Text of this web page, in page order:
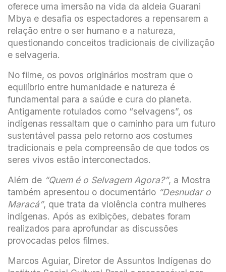
oferece uma imersão na vida da aldeia Guarani
Mbya e desafia os espectadores a repensarem a
relação entre o ser humano e a natureza,
questionando conceitos tradicionais de civilização
e selvageria.
No filme, os povos originários mostram que o
equilíbrio entre humanidade e natureza é
fundamental para a saúde e cura do planeta.
Antigamente rotulados como “selvagens”, os
indígenas ressaltam que o caminho para um futuro
sustentável passa pelo retorno aos costumes
tradicionais e pela compreensão de que todos os
seres vivos estão interconectados.
Além de “Quem é o Selvagem Agora?”, a Mostra
também apresentou o documentário “Desnudar o
Maracá”, que trata da violência contra mulheres
indígenas. Após as exibições, debates foram
realizados para aprofundar as discussões
provocadas pelos filmes.
Marcos Aguiar, Diretor de Assuntos Indígenas do